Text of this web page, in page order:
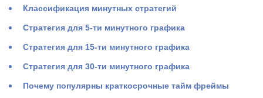
Классификация минутных стратегий
Стратегия для 5-ти минутного графика
Стратегия для 15-ти минутного графика
Стратегия для 30-ти минутного графика
Почему популярны краткосрочные тайм фреймы